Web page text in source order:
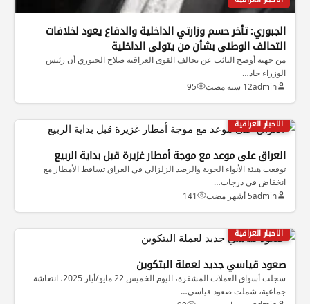
الجبوري: تأخر حسم وزارتي الداخلية والدفاع يعود لخلافات
التحالف الوطني بشأن من يتولى الداخلية
من جهته أوضح النائب عن تحالف القوى العراقية صلاح الجبوري أن رئيس
الوزراء جاد…
admin12 سنة مضت 95
الاخبار العراقية
العراق على موعد مع موجة أمطار غزيرة قبل بداية الربيع
توقعت هيئة الأنواء الجوية والرصد الزلزالي في العراق تساقط الأمطار مع
انخفاض في درجات…
admin5 أشهر مضت 141
الاخبار العراقية
صعود قياسي جديد لعملة البتكوين
سجلت أسواق العملات المشفرة، اليوم الخميس 22 مايو/أيار 2025، انتعاشة
جماعية، شملت صعود قياسي…